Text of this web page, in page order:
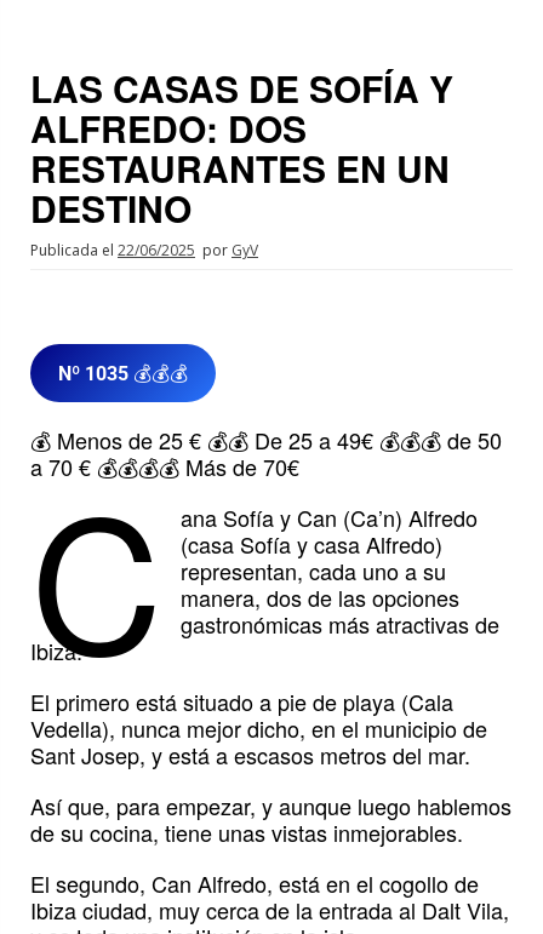
LAS CASAS DE SOFÍA Y
ALFREDO: DOS
RESTAURANTES EN UN
DESTINO
Publicada el 22/06/2025 por GyV
Nº 1035💰💰💰
💰 Menos de 25 € 💰💰 De 25 a 49€ 💰💰💰 de 50
a 70 € 💰💰💰💰 Más de 70€
C
ana Sofía y Can (Ca’n) Alfredo
(casa Sofía y casa Alfredo)
representan, cada uno a su
manera, dos de las opciones
gastronómicas más atractivas de
Ibiza.
El primero está situado a pie de playa (Cala
Vedella), nunca mejor dicho, en el municipio de
Sant Josep, y está a escasos metros del mar.
Así que, para empezar, y aunque luego hablemos
de su cocina, tiene unas vistas inmejorables.
El segundo, Can Alfredo, está en el cogollo de
Ibiza ciudad, muy cerca de la entrada al Dalt Vila,